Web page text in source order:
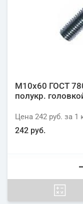
М10х60 ГОСТ
полукр.
Цена 242 руб. за 1
242 руб.